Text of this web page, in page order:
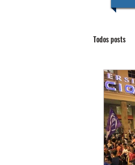
Todos posts
Interior